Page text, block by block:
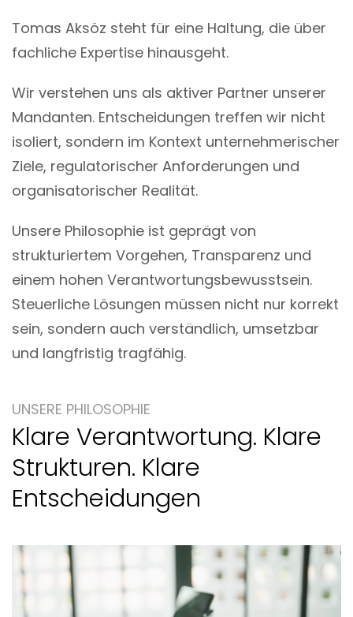
Tomas Aksöz steht für eine Haltung, die über
fachliche Expertise hinausgeht.
Wir verstehen uns als aktiver Partner unserer
Mandanten. Entscheidungen treffen wir nicht
isoliert, sondern im Kontext unternehmerischer
Ziele, regulatorischer Anforderungen und
organisatorischer Realität.
Unsere Philosophie ist geprägt von
strukturiertem Vorgehen, Transparenz und
einem hohen Verantwortungsbewusstsein.
Steuerliche Lösungen müssen nicht nur korrekt
sein, sondern auch verständlich, umsetzbar
und langfristig tragfähig.
UNSERE PHILOSOPHIE
Klare Verantwortung. Klare
Strukturen. Klare
Entscheidungen